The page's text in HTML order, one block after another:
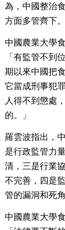
為，中國整治
方面多管齊下。
中國農業大學
「有監管不到
期以來中國把
它當成刑事犯
人得不到懲處
的。」
羅雲波指出，
是行政監管力
清，三是行業
不完善，四是
管的漏洞和死角
中國農業大學